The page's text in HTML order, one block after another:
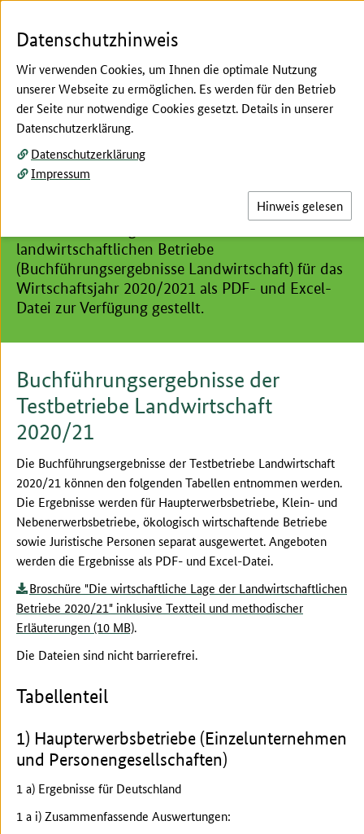
Hier beginnt der Hauptinhalt dieser Seite
Buchführungsergebnisse
Landwirtschaft 2020/21
Archiv Buchführungsergebnisse Landwirtschaft
landwirtschaftlichen Betriebe
(Buchführungsergebnisse Landwirtschaft) für das
Wirtschaftsjahr 2020/2021 als PDF- und Excel-
Datei zur Verfügung gestellt.
Buchführungsergebnisse der
Testbetriebe Landwirtschaft
2020/21
Die Buchführungsergebnisse der Testbetriebe Landwirtschaft
2020/21 können den folgenden Tabellen entnommen werden.
Die Ergebnisse werden für Haupterwerbsbetriebe, Klein- und
Nebenerwerbsbetriebe, ökologisch wirtschaftende Betriebe
sowie Juristische Personen separat ausgewertet. Angeboten
werden die Ergebnisse als PDF- und Excel-Datei.
Broschüre "Die wirtschaftliche Lage der Landwirtschaftlichen
Betriebe 2020/21" inklusive Textteil und methodischer
Erläuterungen (10 MB).
Die Dateien sind nicht barrierefrei.
Tabellenteil
1) Haupterwerbsbetriebe (Einzelunternehmen
und Personengesellschaften)
1 a) Ergebnisse für Deutschland
1 a i) Zusammenfassende Auswertungen:
Datenschutzhinweis
Wir verwenden Cookies, um Ihnen die optimale Nutzung
unserer Webseite zu ermöglichen. Es werden für den Betrieb
der Seite nur notwendige Cookies gesetzt. Details in unserer
Datenschutzerklärung.
Datenschutzerklärung
Impressum
Hinweis gelesen